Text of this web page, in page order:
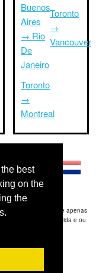
best
on the
the
Buenos
Aires
→ Rio
De
Janeiro
Toronto
→
Montreal
Toronto
→
Vancouver
melhor estimativa e apenas
qualquer atraso de ida e ou
fornecidas.